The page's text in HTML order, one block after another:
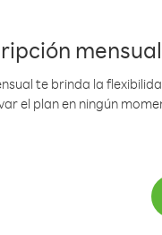
te brinda la
el plan en ningún